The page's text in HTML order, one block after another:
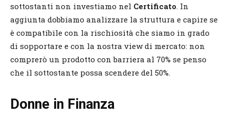
sottostanti non investiamo nel Certificato. In
aggiunta dobbiamo analizzare la struttura e capire se
è compatibile con la rischiosità che siamo in grado
di sopportare e con la nostra view di mercato: non
comprerò un prodotto con barriera al 70% se penso
che il sottostante possa scendere del 50%.
Donne in Finanza